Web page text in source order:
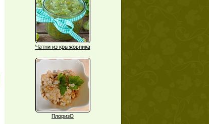
Чатни из крыжовника
ПлоризО